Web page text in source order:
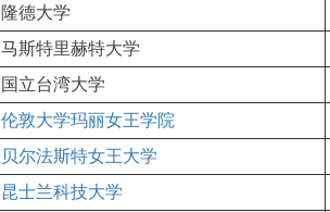
隆德大学
马斯特里赫特大学
国立台湾大学
伦敦大学玛丽女王学院
贝尔法斯特女王大学
昆士兰科技大学